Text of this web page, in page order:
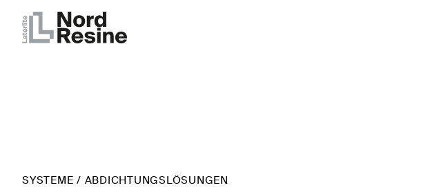
SYSTEME / ABDICHTUNGSLÖSUNGEN